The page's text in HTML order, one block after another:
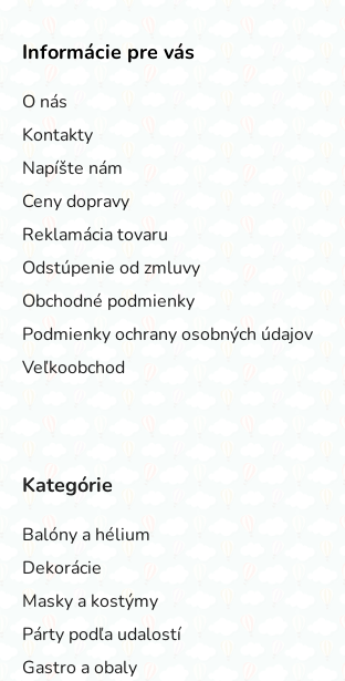
Informácie pre vás
O nás
Kontakty
Napíšte nám
Ceny dopravy
Reklamácia tovaru
Odstúpenie od zmluvy
Obchodné podmienky
Podmienky ochrany osobných údajov
Veľkoobchod
Kategórie
Balóny a hélium
Dekorácie
Masky a kostýmy
Párty podľa udalostí
Gastro a obaly